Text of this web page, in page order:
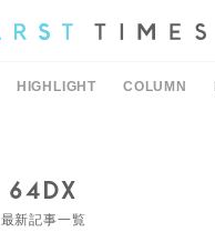
HIGHLIGHT COLUMN
64DX
最新記事一覧